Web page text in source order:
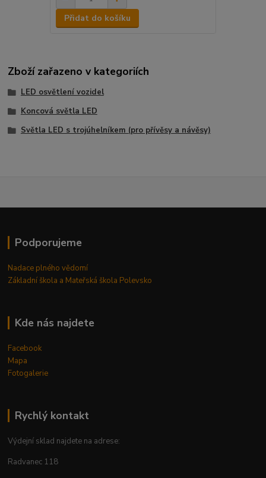
Přidat do košíku
Zboží zařazeno v kategoriích
LED osvětlení vozidel
Koncová světla LED
Světla LED s trojúhelníkem (pro přívěsy a návěsy)
Podporujeme
Nadace plného vědomí
Základní škola a Mateřská škola Polevsko
Kde nás najdete
Facebook
Mapa
Fotogalerie
Rychlý kontakt
Výdejní sklad najdete na adrese:
Radvanec 118